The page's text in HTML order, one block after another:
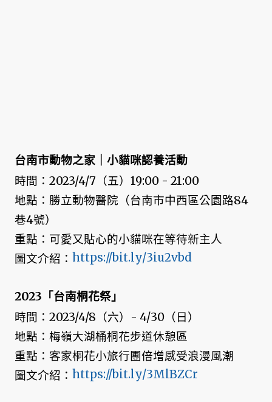
台南市動物之家｜小貓咪認養活動
時間：2023/4/7（五）19:00 - 21:00
地點：勝立動物醫院（台南市中西區公園路84
巷4號）
重點：可愛又貼心的小貓咪在等待新主人
圖文介紹： https://bit.ly/3iu2vbd
2023「台南桐花祭」
時間：2023/4/8（六）- 4/30（日）
地點：梅嶺大湖桶桐花步道休憩區
重點：客家桐花小旅行團倍增感受浪漫風潮
圖文介紹： https://bit.ly/3MlBZCr